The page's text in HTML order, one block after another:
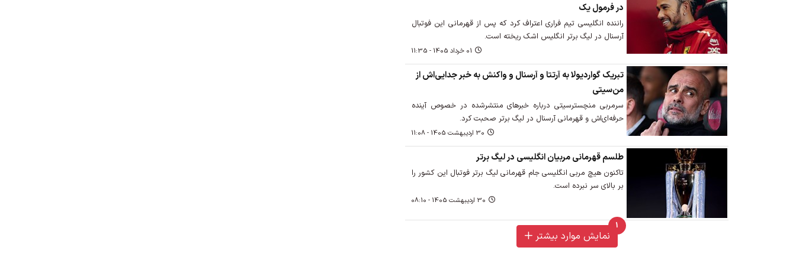
در فرمول یک
راننده انگلیسی تیم فراری اعتراف کرد که پس از قهرمانی این فوتبال
آرسنال در لیگ برتر انگلیس اشک ریخته است.
01 خرداد 1405 - 11:35
تبریک گواردیولا به آرتتا و آرسنال و واکنش به خبر جدایی‌اش از
من‌سیتی
سرمربی منچسترسیتی درباره خبرهای منتشرشده در خصوص آینده
حرفه‌ای‌اش و قهرمانی آرسنال در لیگ برتر صحبت کرد.
30 ارديبهشت 1405 - 11:08
طلسم قهرمانی مربیان انگلیسی در لیگ برتر
تاکنون هیچ مربی انگلیسی جام قهرمانی لیگ برتر فوتبال این کشور را
بر بالای سر نبرده است.
30 ارديبهشت 1405 - 08:10
1
unread messages
نمایش موارد بیشتر